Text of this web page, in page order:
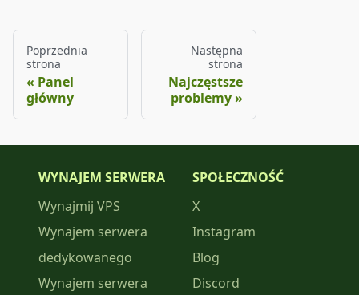
Poprzednia
strona
Panel
główny
Następna
strona
Najczęstsze
problemy
WYNAJEM SERWERA
Wynajmij VPS
Wynajem serwera
dedykowanego
Wynajem serwera
SPOŁECZNOŚĆ
X
Instagram
Blog
Discord